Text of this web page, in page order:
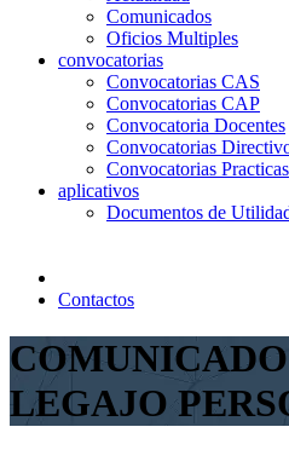
Comunicados
Oficios Multiples
convocatorias
Convocatorias CAS
Convocatorias CAP
Convocatoria Docentes
Convocatorias
Convocatorias Practicas
aplicativos
Documentos de
Contactos
LEGAJO